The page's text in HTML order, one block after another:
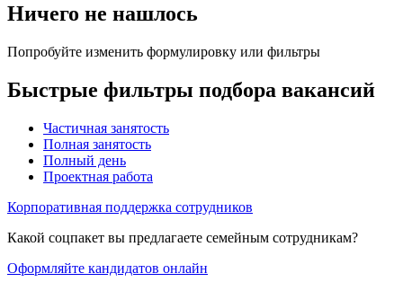
Ничего не нашлось
Попробуйте изменить формулировку или фильтры
Быстрые фильтры подбора вакансий
Частичная занятость
Полная занятость
Полный день
Проектная работа
Корпоративная поддержка сотрудников
Какой соцпакет вы предлагаете семейным сотрудникам?
Оформляйте кандидатов онлайн